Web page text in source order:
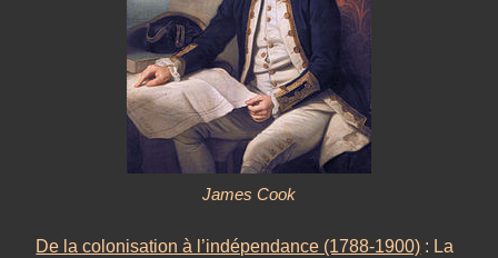
James Cook
De la colonisation à l’indépendance (1788-1900) : La